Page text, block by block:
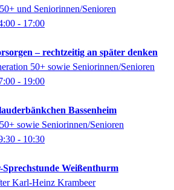
und Seniorinnen/Senioren
- 17:00
– rechtzeitig an später denken
50+ sowie Seniorinnen/Senioren
- 19:00
Bassenheim
sowie Seniorinnen/Senioren
- 10:30
Weißenthurm
Karl-Heinz Krambeer